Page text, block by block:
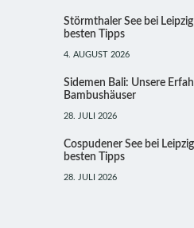
Störmthaler See bei
besten Tipps
4. AUGUST 2026
Sidemen Bali: Unsere
Bambushäuser
28. JULI 2026
Cospudener See bei
besten Tipps
28. JULI 2026